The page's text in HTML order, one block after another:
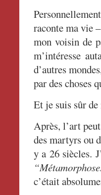
raconte ma vie
mon voisin de
m’intéresse
d’autres
par des choses
Et je suis sûr de
Après, l’art
des martyrs ou
y a 26 siècles.
c’était